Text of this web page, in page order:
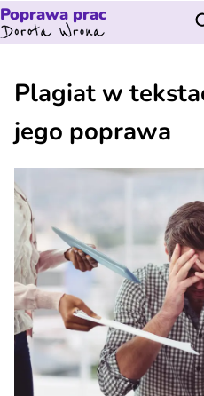
Poprawa prac
Plagiat w
jego poprawa